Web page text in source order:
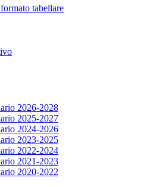
tabellare
2026-2028
2025-2027
2024-2026
2023-2025
2022-2024
2021-2023
2020-2022